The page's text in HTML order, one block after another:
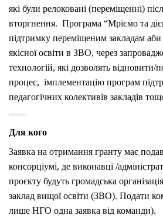
які були релоковані (переміщенні)
вторгнення. Програма “Мріємо та
підтримку переміщеним закладам
якісної освіти в ЗВО, через
технологій, які дозволять відновити/
процес, імплементацію програм
педагогічних колективів закладів
Для кого
Заявка на отримання гранту має
консорціумі, де виконавці /
проєкту будуть громадська
заклад вищої освіти (ЗВО). Подати
лише НГО одна заявка від команди).